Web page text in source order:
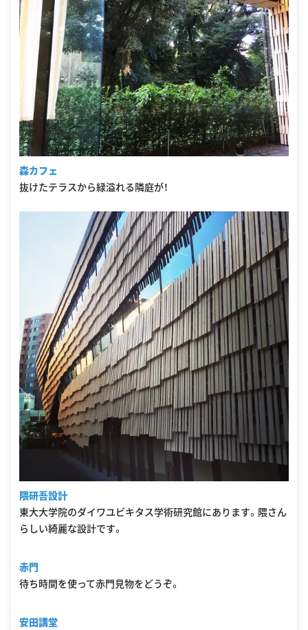
森カフェ
抜けたテラスから緑溢れる隣庭が！
隈研吾設計
東大大学院のダイワユビキタス学術研究館にあります。隈さん
らしい綺麗な設計です。
赤門
待ち時間を使って赤門見物をどうぞ。
安田講堂